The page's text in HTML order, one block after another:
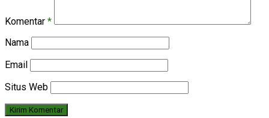
Komentar *
Nama
Email
Situs Web